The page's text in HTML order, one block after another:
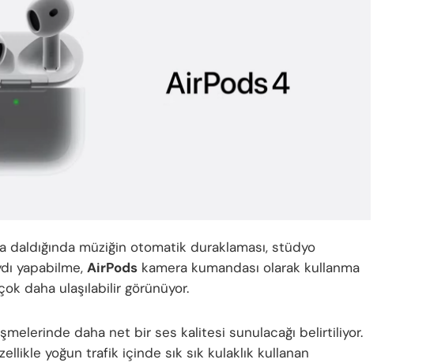
daldığında müziğin otomatik duraklaması, stüdyo
yapabilme, AirPods kamera kumandası olarak kullanma
daha ulaşılabilir görünüyor.
daha net bir ses kalitesi sunulacağı belirtiliyor.
yoğun trafik içinde sık sık kulaklık kullanan